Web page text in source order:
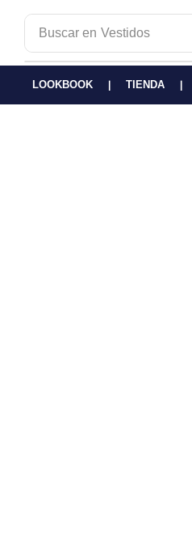
Buscar en Vestidos
LOOKBOOK ❘ TIENDA ❘